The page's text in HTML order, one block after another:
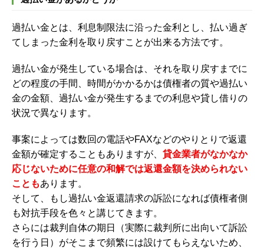
過払い金とは、利息制限法に沿った金利とし、払い過ぎ
てしまった金利を取り戻すことが出来る方法です。
過払い金が発生している場合は、それを取り戻すまでに
どの程度の手間、時間がかかるかは債権者の質や過払い
金の金額、過払い金が発生するまでの利息や貸し借りの
状況で異なります。
事案によっては数回の電話やFAXなどのやりとりで返還
金額が確定することもありますが、 貸金業者がなかなか
応じないために任意の和解では返還金額を決められない
こともあります。
そして、もし過払い金返還請求の訴訟になれば債権者側
も対抗手段を色々と講じてきます。
さらには裁判自体の期日（実際に裁判所に出向いて訴訟
を行う日）がそこまで頻繁には設けてもらえないため、